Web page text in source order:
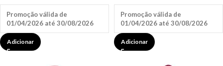
Promoção válida de
01/04/2026 até 30/08/2026
Adicionar
Promoção válida de
01/04/2026 até 30/08/2026
Adicionar